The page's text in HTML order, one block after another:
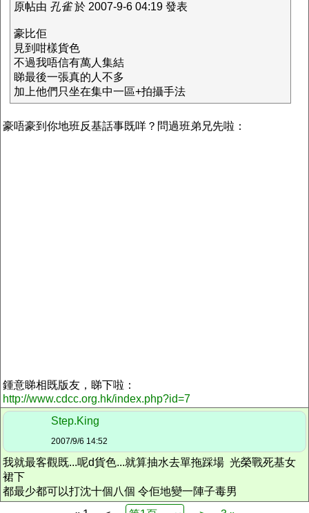
原帖由 孔雀於 2007-9-6 04:19 發表
豪比佢
見到咁樣貨色
不過我唔信有萬人集結
睇最後一張真的人不多
加上他們只坐在集中一區+拍攝手法
豪唔豪到你地班反基話事既咩？問過班弟兄先啦：
鍾意睇相既版友，睇下啦：
http://www.cdcc.org.hk/index.php?id=7
Step.King
2007/9/6 14:52
我就最客觀既...呢d貨色...就算抽水去單拖踩場 光榮戰死基女
裙下
都最少都可以打沈十個八個 令佢地變一陣子毒男